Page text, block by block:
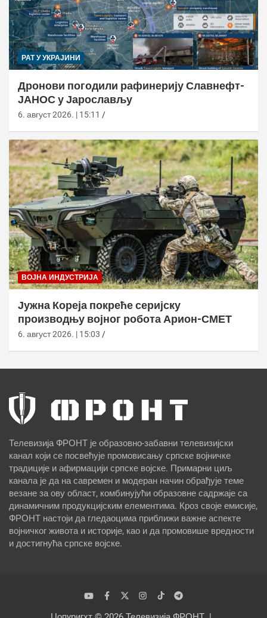
РАТ У УКРАЈИНИ
Дронови погодили рафинерију Славнефт-
ЈАНОС у Јарослављу
6. август 2026. | 15:11
ВОЈНА ИНДУСТРИЈА
Јужна Кореја покреће серијску
производњу војног робота Арион-СМЕТ
6. август 2026. | 15:03
Телевизија ФРОНТ је образовно-забавни телевизијски
канал који се посвећује промовисању српске војничке
традиције и афирмацији српске војске. Примарни циљ
канала је да на савремен и модеран начин обрађује теме
везане за ову област, комбинујући образовне садржаје са
динамичним продукцијским елементима. Кроз своје емисије,
ФРОНТ настоји да гледаоцима приближи важне аспекте
војничког живота и историје, као и да промовише вредности
и достигнућа српске војске.